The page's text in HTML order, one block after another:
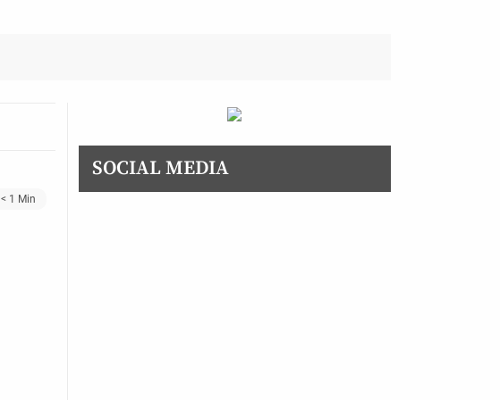
< 1 Min
SOCIAL MEDIA